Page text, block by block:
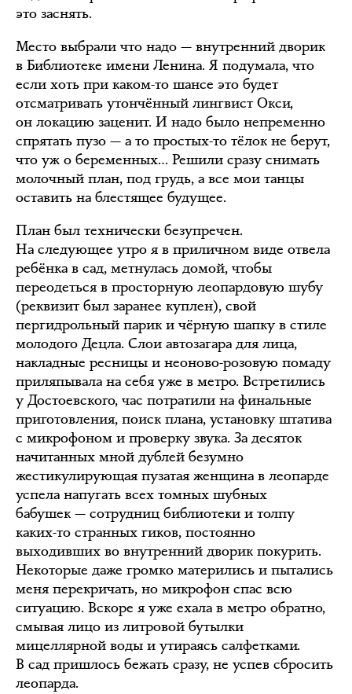
это заснять.
Место выбрали что надо — внутренний дворик
в Библиотеке имени Ленина. Я подумала, что
если хоть при каком-то шансе это будет
отсматривать утончённый лингвист Окси,
он локацию заценит. И надо было непременно
спрятать пузо — а то простых-то тёлок не берут,
что уж о беременных… Решили сразу снимать
молочный план, под грудь, а все мои танцы
оставить на блестящее будущее.
План был технически безупречен.
На следующее утро я в приличном виде отвела
ребёнка в сад, метнулась домой, чтобы
переодеться в просторную леопардовую шубу
(реквизит был заранее куплен), свой
пергидрольный парик и чёрную шапку в стиле
молодого Децла. Слои автозагара для лица,
накладные ресницы и неоново-розовую помаду
приляпывала на себя уже в метро. Встретились
у Достоевского, час потратили на финальные
приготовления, поиск плана, установку штатива
с микрофоном и проверку звука. За десяток
начитанных мной дублей безумно
жестикулирующая пузатая женщина в леопарде
успела напугать всех томных шубных
бабушек — сотрудниц библиотеки и толпу
каких-то странных гиков, постоянно
выходивших во внутренний дворик покурить.
Некоторые даже громко матерились и пытались
меня перекричать, но микрофон спас всю
ситуацию. Вскоре я уже ехала в метро обратно,
смывая лицо из литровой бутылки
мицеллярной воды и утираясь салфетками.
В сад пришлось бежать сразу, не успев сбросить
леопарда.